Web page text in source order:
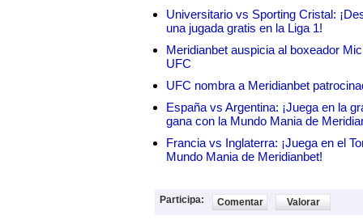
Universitario vs Sporting Cristal:
una jugada gratis en la Liga 1!
Meridianbet auspicia al boxeador
UFC
UFC nombra a Meridianbet
España vs Argentina: ¡Juega en la
gana con la Mundo Mania de
Francia vs Inglaterra: ¡Juega en el
Mundo Mania de Meridianbet!
Participa: Comentar Valorar